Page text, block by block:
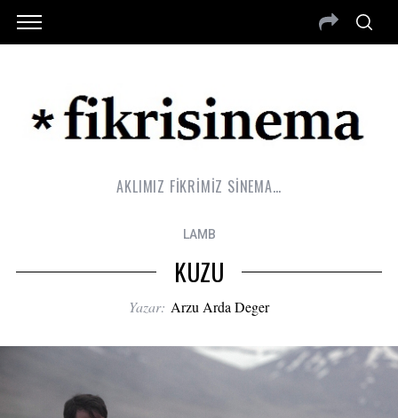
AKLIMIZ FİKRİMİZ SİNEMA…
LAMB
KUZU
Yazar: Arzu Arda Deger